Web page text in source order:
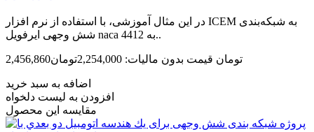
در این مثال آموزشی، با استفاده از نرم افزار ICEM به شبکه‌بندی
شش وجهی ایرفویل naca 4412 به..
2,456,860تومان قیمت بدون مالیات: 2,254,000تومان
اضافه به سبد خرید
افزودن به لیست دلخواه
مقایسه این محصول